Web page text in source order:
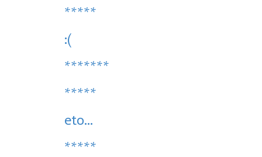
*****
:(
*******
*****
eto...
*****